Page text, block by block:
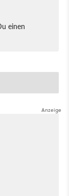
einen